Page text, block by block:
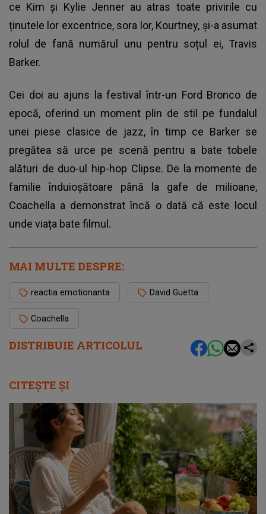
DISTRIBUIE ARTICOLUL
ce Kim și Kylie Jenner au atras toate privirile cu
ținutele lor excentrice, sora lor, Kourtney, și-a asumat
rolul de fană numărul unu pentru soțul ei, Travis
Barker.
Cei doi au ajuns la festival într-un Ford Bronco de
epocă, oferind un moment plin de stil pe fundalul
unei piese clasice de jazz, în timp ce Barker se
pregătea să urce pe scenă pentru a bate tobele
alături de duo-ul hip-hop Clipse. De la momente de
familie înduioșătoare până la gafe de milioane,
Coachella a demonstrat încă o dată că este locul
unde viața bate filmul.
MAI MULTE DESPRE:
reactia emotionanta David Guetta
Coachella
CITEȘTE ȘI